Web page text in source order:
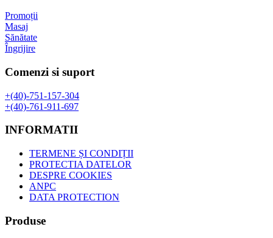
Promoții
Masaj
Sănătate
Îngrijire
Comenzi si suport
+(40)-751-157-304
+(40)-761-911-697
INFORMATII
TERMENE ȘI CONDIȚII
PROTECTIA DATELOR
DESPRE COOKIES
ANPC
DATA PROTECTION
Produse